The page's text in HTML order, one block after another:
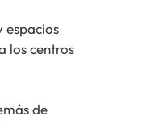
espacios
los centros
de